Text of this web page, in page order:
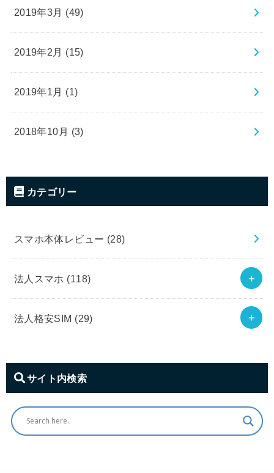
2019年3月 (49)
2019年2月 (15)
2019年1月 (1)
2018年10月 (3)
カテゴリー
スマホ本体レビュー (28)
法人スマホ (118)
法人格安SIM (29)
サイト内検索